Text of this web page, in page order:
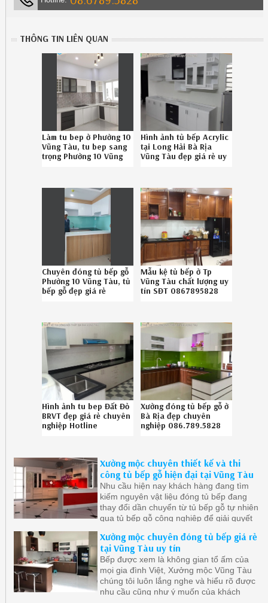
THÔNG TIN LIÊN QUAN
Làm tu bep ở Phường 10
Vũng Tàu, tu bep sang
trọng Phường 10 Vũng
Hình ảnh tủ bếp Acrylic
tại Long Hải Bà Rịa
Vũng Tàu đẹp giá rẻ uy
Chuyên đóng tủ bếp gỗ
Phường 10 Vũng Tàu, tủ
bếp gỗ đẹp giá rẻ
Mẫu kệ tủ bếp ở Tp
Vũng Tàu chất lượng uy
tín SĐT 0867895828
Hình ảnh tu bep Đất Đỏ
BRVT đẹp giá rẻ chuyên
nghiệp Hotline
Xưởng đóng tủ bếp gỗ ở
Bà Rịa đẹp chuyên
nghiệp 086.789.5828
Xưởng mộc chuyên thiết kế và thi
công tủ bếp gỗ hiện đại tại Vũng Tàu
Nhu cầu hiện nay khách hàng đang tìm
kiếm nguyên vật liệu đóng tủ bếp đang
thay đổi dần chuyển từ tủ bếp gỗ tự nhiên
qua tủ bếp gỗ công nghiệp để giải quyết
bếp do thời gian sử dụng. Bên cạnh đó gỗ
công nghiệp cũng được đánh giá là khá
bền và dặt biệt giá thành rẻ hơn gỗ tự
nhiên.
Xưởng mộc chuyên đóng tủ bếp giá rẻ
tại Vũng Tàu uy tín
Bếp được xem là không gian tổ ấm của
mọi gia đình Việt, Xưởng mộc Vũng Tàu
chúng tôi luôn lắng nghe và hiểu rõ được
nhu cầu cũng như ý muốn của khách